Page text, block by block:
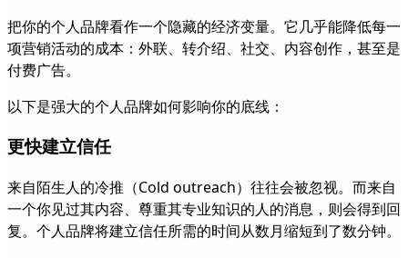
把你的个人品牌看作一个隐藏的经济变量。它几乎能降低每一
项营销活动的成本：外联、转介绍、社交、内容创作，甚至是
付费广告。
以下是强大的个人品牌如何影响你的底线：
更快建立信任
来自陌生人的冷推（Cold outreach）往往会被忽视。而来自
一个你见过其内容、尊重其专业知识的人的消息，则会得到回
复。个人品牌将建立信任所需的时间从数月缩短到了数分钟。